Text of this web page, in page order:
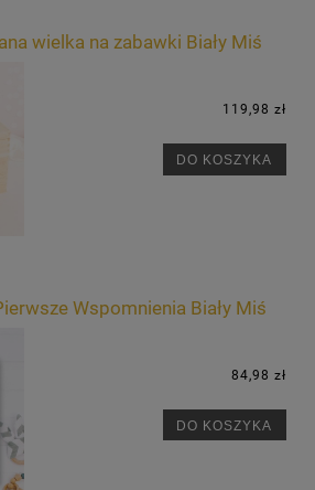
wielka na zabawki Biały Miś
119,98 zł
DO KOSZYKA
Wspomnienia Biały Miś
84,98 zł
DO KOSZYKA